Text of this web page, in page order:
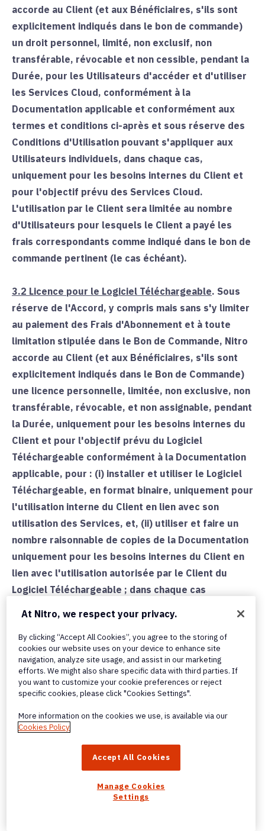
accorde au Client (et aux Bénéficiaires, s'ils sont
explicitement indiqués dans le bon de commande)
un droit personnel, limité, non exclusif, non
transférable, révocable et non cessible, pendant la
Durée, pour les Utilisateurs d'accéder et d'utiliser
les Services Cloud, conformément à la
Documentation applicable et conformément aux
termes et conditions ci-après et sous réserve des
Conditions d'Utilisation pouvant s'appliquer aux
Utilisateurs individuels, dans chaque cas,
uniquement pour les besoins internes du Client et
pour l'objectif prévu des Services Cloud.
L'utilisation par le Client sera limitée au nombre
d'Utilisateurs pour lesquels le Client a payé les
frais correspondants comme indiqué dans le bon de
commande pertinent (le cas échéant).
3.2 Licence pour le Logiciel Téléchargeable. Sous
réserve de l'Accord, y compris mais sans s'y limiter
au paiement des Frais d'Abonnement et à toute
limitation stipulée dans le Bon de Commande, Nitro
accorde au Client (et aux Bénéficiaires, s'ils sont
explicitement indiqués dans le Bon de Commande)
une licence personnelle, limitée, non exclusive, non
transférable, révocable, et non assignable, pendant
la Durée, uniquement pour les besoins internes du
Client et pour l'objectif prévu du Logiciel
Téléchargeable conformément à la Documentation
applicable, pour : (i) installer et utiliser le Logiciel
Téléchargeable, en format binaire, uniquement pour
l'utilisation interne du Client en lien avec son
utilisation des Services, et, (ii) utiliser et faire un
nombre raisonnable de copies de la Documentation
uniquement pour les besoins internes du Client en
lien avec l'utilisation autorisée par le Client du
Logiciel Téléchargeable ; dans chaque cas
conditions ci-inclus et sous réserve des Conditions
d'Utilisation qui pourraient s'appliquer à des
Utilisateurs individuels. Ces besoins internes
n'incluent pas l'utilisation par une société mère,
une filiale, ou un Affilié du Client, ou tout autre
autorisée dans cet Accord, et le Client ne doit
est responsable d'installer et d'administrer le
Logiciel Téléchargeable.
Restrictions d'Utilisation. Le Client ne doit pas
At Nitro, we respect your privacy.
By clicking “Accept All Cookies”, you agree to the storing of
cookies our website uses on your device to enhance site
navigation, analyze site usage, and assist in our marketing
efforts. We might also share specific data with third parties. If
you want to customize your cookie preferences or reject
specific cookies, please click "Cookies Settings".
More information on the cookies we use, is available via our
Cookies Policy
Accept All Cookies
Manage Cookies
Settings